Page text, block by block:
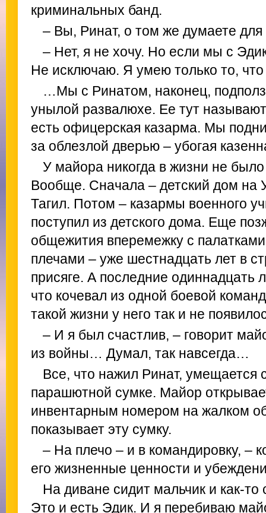
криминальных банд.
– Вы, Ринат, о том же думаете для
– Нет, я не хочу. Но если мы с
Не исключаю. Я умею только то,
…Мы с Ринатом, наконец,
унылой развалюхе. Ее тут
есть офицерская казарма. Мы
за облезлой дверью – убогая
У майора никогда в жизни не
Вообще. Сначала – детский дом на
Тагил. Потом – казармы военного
поступил из детского дома. Еще
общежития вперемежку с
плечами – уже шестнадцать лет в
присяге. А последние одиннадцать
что кочевал из одной боевой
такой жизни у него так и не
– И я был счастлив, – говорит
из войны… Думал, так навсегда…
Все, что нажил Ринат, умещается
парашютной сумке. Майор
инвентарным номером на жалком
показывает эту сумку.
– На плечо – и в командировку, –
его жизненные ценности и
На диване сидит мальчик и как-то
Это и есть Эдик. И я перебиваю